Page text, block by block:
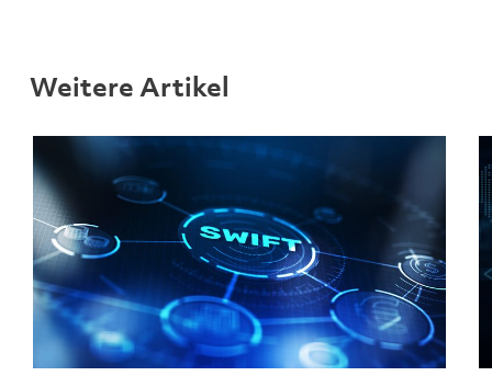
Weitere Artikel